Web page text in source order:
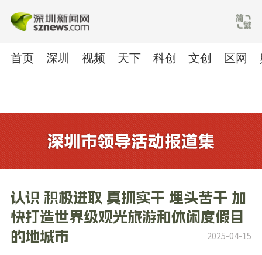
首页 深圳 视频 天下 科创 文创 区网
2025-04-15
认识 积极进取 真抓实干 埋头苦干 加
快打造世界级观光旅游和休闲度假目
的地城市